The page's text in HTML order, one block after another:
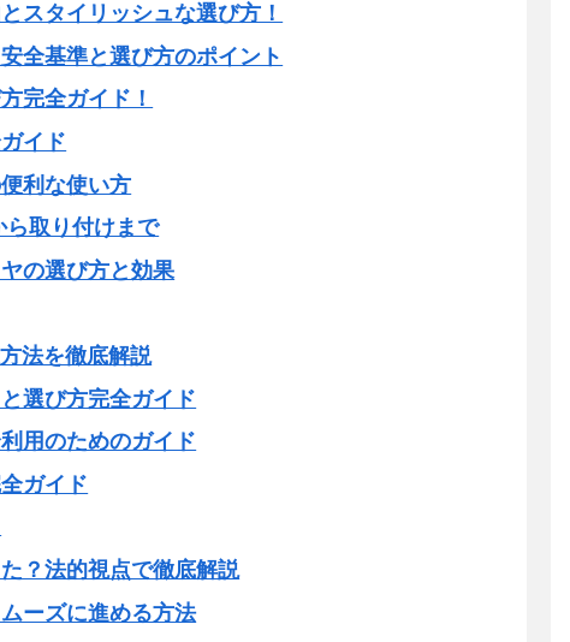
スタイリッシュな選び方！
全基準と選び方のポイント
完全ガイド！
イド
利な使い方
ら取り付けまで
の選び方と効果
法を徹底解説
選び方完全ガイド
用のためのガイド
ガイド
？法的視点で徹底解説
ーズに進める方法